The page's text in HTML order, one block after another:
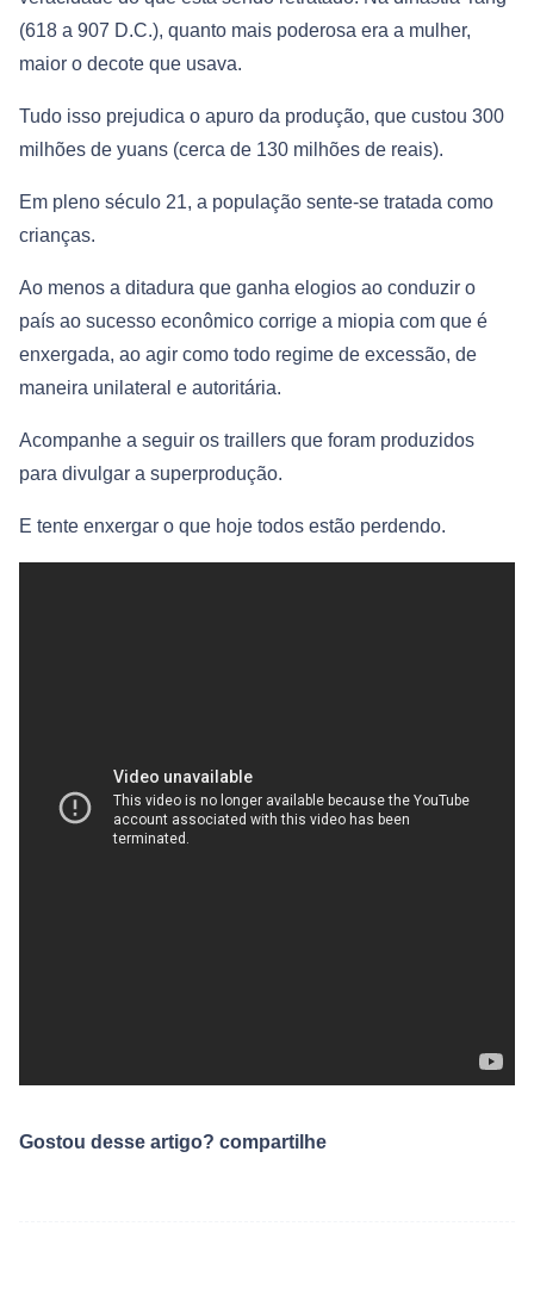
(618 a 907 D.C.), quanto mais poderosa era a mulher,
maior o decote que usava.
Tudo isso prejudica o apuro da produção, que custou 300
milhões de yuans (cerca de 130 milhões de reais).
Em pleno século 21, a população sente-se tratada como
crianças.
Ao menos a ditadura que ganha elogios ao conduzir o
país ao sucesso econômico corrige a miopia com que é
enxergada, ao agir como todo regime de excessão, de
maneira unilateral e autoritária.
Acompanhe a seguir os traillers que foram produzidos
para divulgar a superprodução.
E tente enxergar o que hoje todos estão perdendo.
Gostou desse artigo? compartilhe